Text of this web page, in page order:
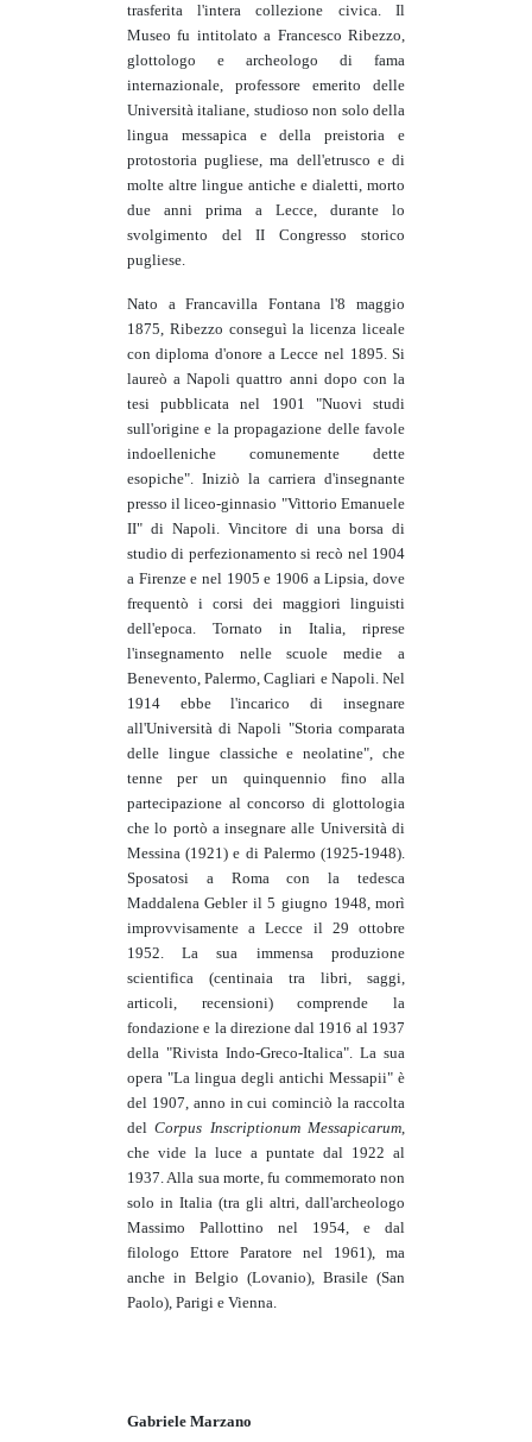
trasferita l'intera collezione civica. Il
Museo fu intitolato a Francesco Ribezzo,
glottologo e archeologo di fama
internazionale, professore emerito delle
Università italiane, studioso non solo della
lingua messapica e della preistoria e
protostoria pugliese, ma dell'etrusco e di
molte altre lingue antiche e dialetti, morto
due anni prima a Lecce, durante lo
svolgimento del II Congresso storico
pugliese.
Nato a Francavilla Fontana l'8 maggio
1875, Ribezzo conseguì la licenza liceale
con diploma d'onore a Lecce nel 1895. Si
laureò a Napoli quattro anni dopo con la
tesi pubblicata nel 1901 "Nuovi studi
sull'origine e la propagazione delle favole
indoelleniche comunemente dette
esopiche". Iniziò la carriera d'insegnante
presso il liceo-ginnasio "Vittorio Emanuele
II" di Napoli. Vincitore di una borsa di
studio di perfezionamento si recò nel 1904
a Firenze e nel 1905 e 1906 a Lipsia, dove
frequentò i corsi dei maggiori linguisti
dell'epoca. Tornato in Italia, riprese
l'insegnamento nelle scuole medie a
Benevento, Palermo, Cagliari e Napoli. Nel
1914 ebbe l'incarico di insegnare
all'Università di Napoli "Storia comparata
delle lingue classiche e neolatine", che
tenne per un quinquennio fino alla
partecipazione al concorso di glottologia
che lo portò a insegnare alle Università di
Messina (1921) e di Palermo (1925-1948).
Sposatosi a Roma con la tedesca
Maddalena Gebler il 5 giugno 1948, morì
improvvisamente a Lecce il 29 ottobre
1952. La sua immensa produzione
scientifica (centinaia tra libri, saggi,
articoli, recensioni) comprende la
fondazione e la direzione dal 1916 al 1937
della "Rivista Indo-Greco-Italica". La sua
opera "La lingua degli antichi Messapii" è
del 1907, anno in cui cominciò la raccolta
delCorpus Inscriptionum Messapicarum,
che vide la luce a puntate dal 1922 al
1937. Alla sua morte, fu commemorato non
solo in Italia (tra gli altri, dall'archeologo
Massimo Pallottino nel 1954, e dal
filologo Ettore Paratore nel 1961), ma
anche in Belgio (Lovanio), Brasile (San
Paolo), Parigi e Vienna.
Gabriele Marzano